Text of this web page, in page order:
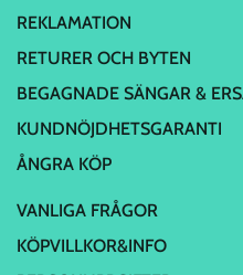
REKLAMATION
RETURER OCH BYTEN
BEGAGNADE SÄNGAR &
KUNDNÖJDHETSGARANTI
ÅNGRA KÖP
VANLIGA FRÅGOR
KÖPVILLKOR&INFO